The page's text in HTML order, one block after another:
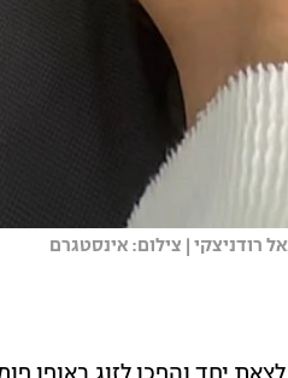
רודניצקי | צילום: אינסטגרם